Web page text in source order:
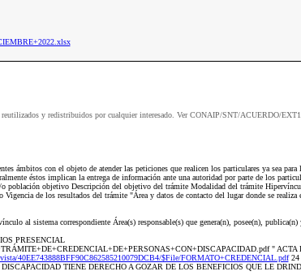
reutilizados y redistribuidos por cualquier interesado. Ver CONAIP/SNT/ACUERDO/
ámbitos con el objeto de atender las peticiones que realicen los particulares ya sea para
éstos implican la entrega de información ante una autoridad por parte de los
población objetivo Descripción del objetivo del trámite Modalidad del trámite
de los resultados del trámite "Área y datos de contacto del lugar donde se realiza
al sistema correspondiente Área(s) responsable(s) que genera(n), posee(n), publica(n)
PRESENCIAL
" ACTA
40EE743888BFF90C862585210079DCB4/$File/FORMATO+CREDENCIAL.pdf24
TIENE DERECHO A GOZAR DE LOS BENEFICIOS QUE LE